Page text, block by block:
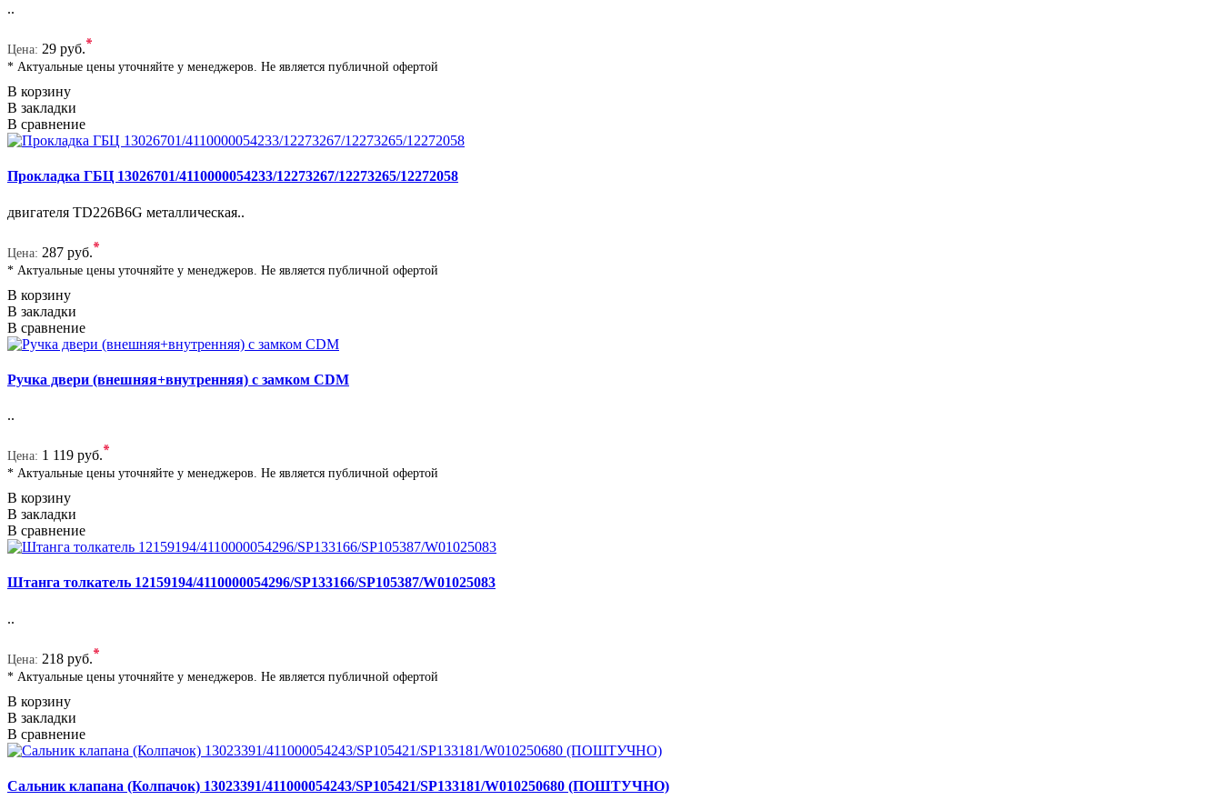
..
Цена: 29 руб.*
* Актуальные цены уточняйте у менеджеров. Не является публичной офертой
В корзину
В закладки
В сравнение
Прокладка ГБЦ 13026701/4110000054233/12273267/12273265/12272058
двигателя TD226B6G металлическая..
Цена: 287 руб.*
* Актуальные цены уточняйте у менеджеров. Не является публичной офертой
В корзину
В закладки
В сравнение
Ручка двери (внешняя+внутренняя) с замком CDM
..
Цена: 1 119 руб.*
* Актуальные цены уточняйте у менеджеров. Не является публичной офертой
В корзину
В закладки
В сравнение
Штанга толкатель 12159194/4110000054296/SP133166/SP105387/W01025083
..
Цена: 218 руб.*
* Актуальные цены уточняйте у менеджеров. Не является публичной офертой
В корзину
В закладки
В сравнение
Сальник клапана (Колпачок) 13023391/411000054243/SP105421/SP133181/W010250680 (ПОШТУЧНО)